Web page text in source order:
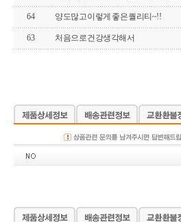
64 양도많고 이렇게 좋은 퀄리티~!!
63 처음으로 건강생각해서